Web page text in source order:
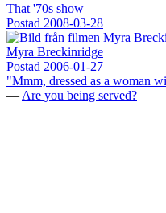
That '70s show
Postad 2008-03-28
Myra Breckinridge
Postad 2006-01-27
"Mmm, dressed as a woman
— Are you being served?